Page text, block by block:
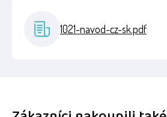
1021-navod-cz-sk.pdf